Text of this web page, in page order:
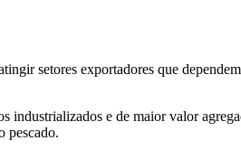
setores exportadores que
industrializados e de maior valor
pescado.